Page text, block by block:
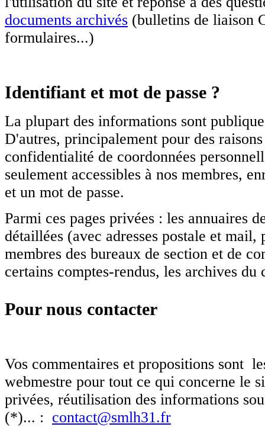
Une présentation de l'activité d'un de nos
comités (Toulouse Nord) en milieu
scolaire.
Garonne (SMLH31) qui souhaitent l'accès
aux pages privées...
lien
C'est presque l'été
Les permanences à Duranti seront
suspendues en juillet et août et le 2
septembre. Nous restons joignables par
téléphone (pensez à vous identifier
préférence par mail.
La SMLH à l'école
Une présentation de l'activité d'un de nos
comités (Toulouse Nord) en milieu
lien
C'est presque l'été
Les permanences à Duranti seront
documents archivés (bulletins de liaison
formulaires...)
Identifiant et mot de passe ?
La plupart des informations sont
D'autres, principalement pour des
confidentialité de coordonnées
seulement accessibles à nos membres,
et un mot de passe.
Parmi ces pages privées : les annuaires
détaillées (avec adresses postale et mail,
membres des bureaux de section et de
certains comptes-rendus, les archives du
Pour nous contacter
Vos commentaires et propositions sont
webmestre pour tout ce qui concerne le
privées, réutilisation des informations
(*)... : contact@smlh31.fr